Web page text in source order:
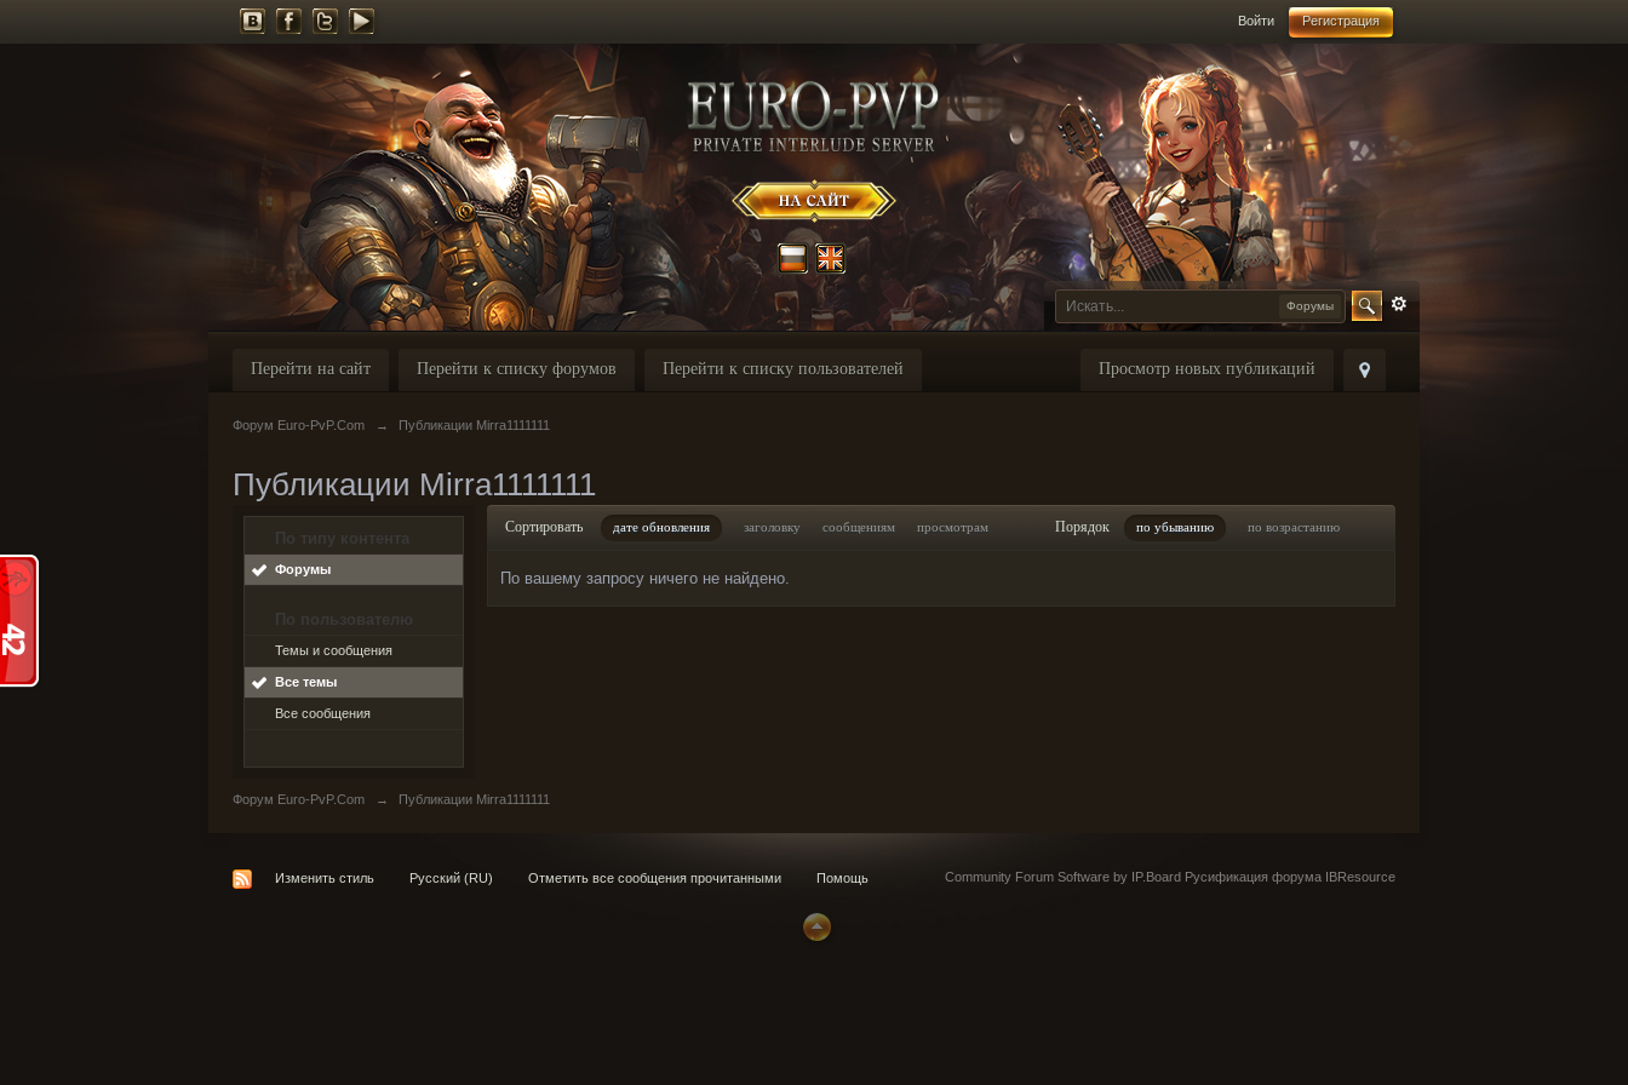
Войти Регистрация
Форумы
Просмотр новых публикаций
Перейти на сайт Перейти к списку форумов Перейти к списку пользователей
Форум Euro-PvP.Com → Публикации Mirra1111111
Публикации Mirra1111111
По типу контента
Форумы
По пользователю
Темы и сообщения
Все темы
Все сообщения
Сортировать дате обновления заголовку сообщениям просмотрам Порядок по убыванию по возрастанию
По вашему запросу ничего не найдено.
Форум Euro-PvP.Com → Публикации Mirra1111111
Изменить стиль Русский (RU) Отметить все сообщения прочитанными Помощь Community Forum Software by IP.Board Русификация форума IBResource